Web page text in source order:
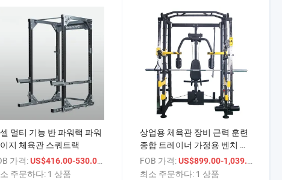
멀티 기능 반 파워랙 파워
지 체육관 스쿼트랙
가격: US$416.00-530.00
주문하다: 1 상품
상업용 체육관 장비 근력 훈련
종합 트레이너 가정용 벤치 프
레스 파워랙 스미스 머신
FOB 가격: US$899.00-1,039.00
최소 주문하다: 1 상품